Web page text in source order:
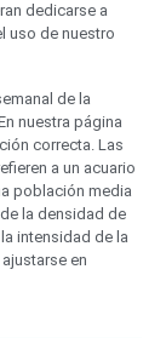
dedicarse a
uso de nuestro
de la
nuestra página
correcta. Las
a un acuario
población media
la densidad de
intensidad de la
en